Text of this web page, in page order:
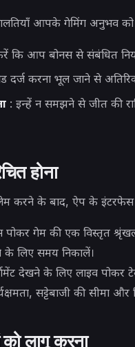
आपके गेमिंग अनुभव
कि आप बोनस से संबंधित
दर्ज करना भूल जाने से
: इन्हें न समझने से जीत की
होना
करने के बाद, ऐप के
गेम की एक विस्तृत
लिए समय निकालें।
देखने के लिए लाइव पोकर
सट्टेबाजी की सीमा
लागू करना